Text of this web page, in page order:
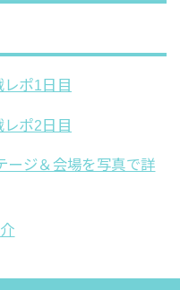
ポ1日目
ポ2日目
ージ＆会場を写真で詳